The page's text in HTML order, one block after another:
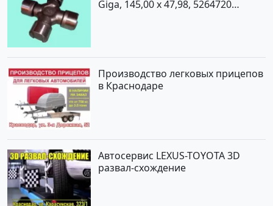
Giga, 145,00 x 47,98, 5264720
Производство легковых прицепов
в Краснодаре
Автосервис LEXUS-TOYOTA 3D
развал-схождение